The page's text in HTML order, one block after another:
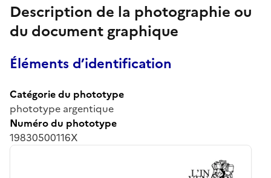
Description de la photographie ou
du document graphique
Éléments d’identification
Catégorie du phototype
phototype argentique
Numéro du phototype
19830500116X